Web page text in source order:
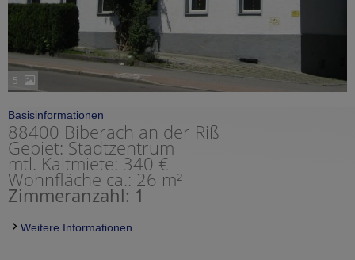
5
Basisinformationen
88400 Biberach an der Riß
Gebiet: Stadtzentrum
mtl. Kaltmiete: 340 €
Wohnfläche ca.: 26 m²
Zimmeranzahl: 1
Weitere Informationen